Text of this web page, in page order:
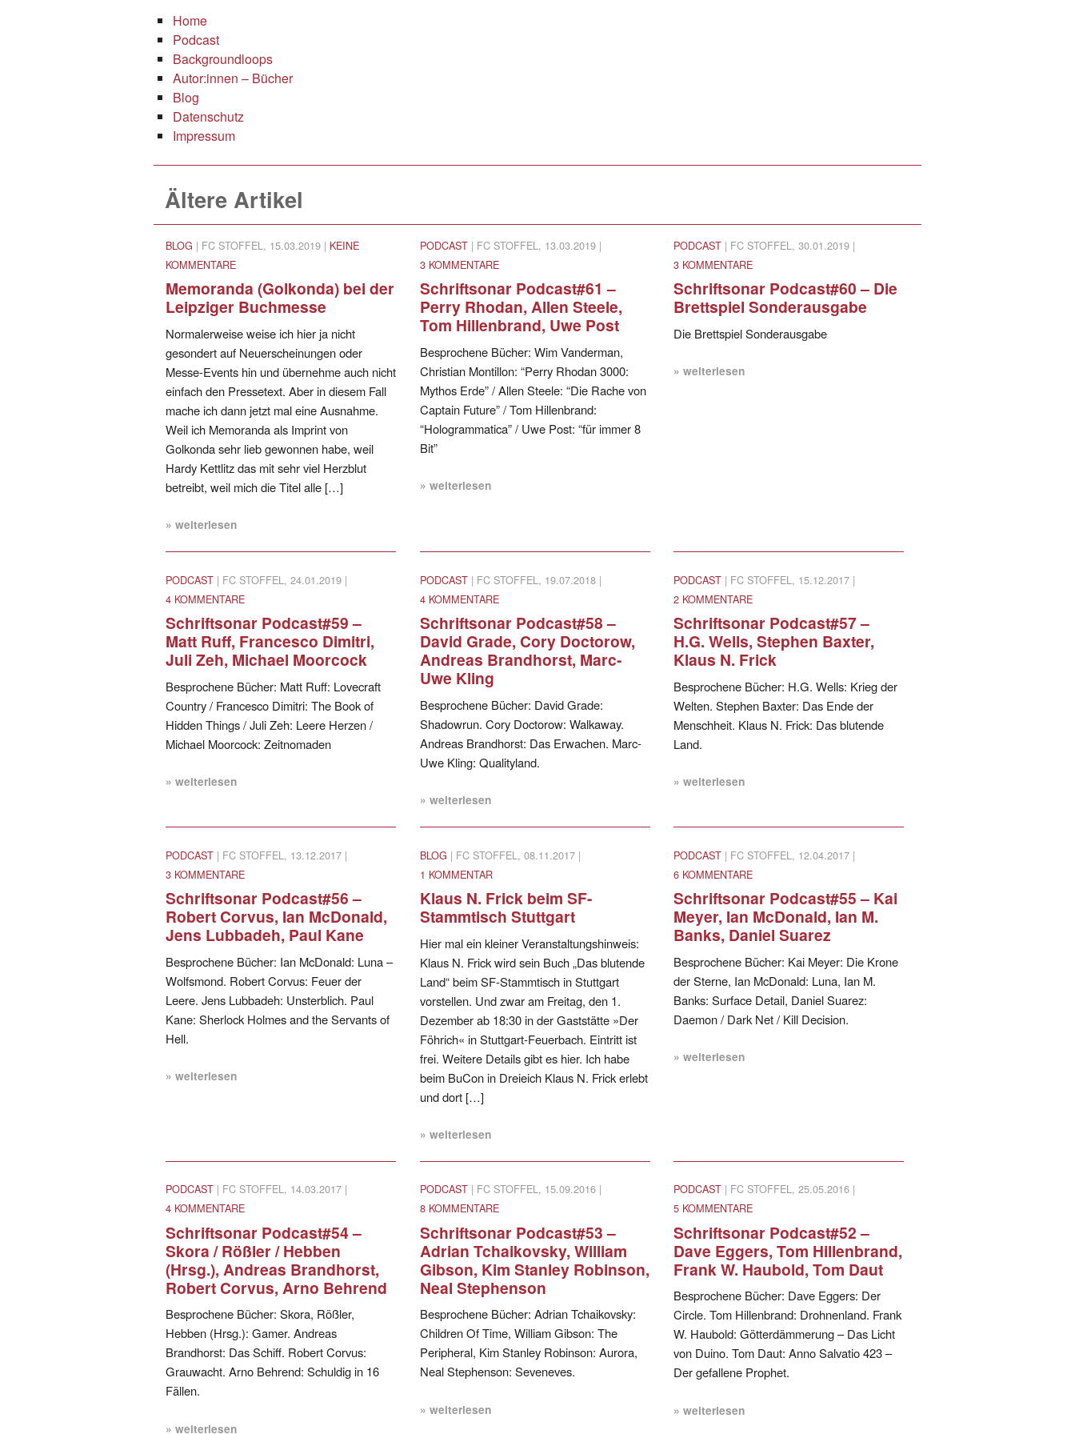
Home
Podcast
Backgroundloops
Autor:innen – Bücher
Blog
Datenschutz
Impressum
Ältere Artikel
BLOG | FC STOFFEL, 15.03.2019 | KEINE
KOMMENTARE
Memoranda (Golkonda) bei der
Leipziger Buchmesse
Normalerweise weise ich hier ja nicht
gesondert auf Neuerscheinungen oder
Messe-Events hin und übernehme auch nicht
einfach den Pressetext. Aber in diesem Fall
mache ich dann jetzt mal eine Ausnahme.
Weil ich Memoranda als Imprint von
Golkonda sehr lieb gewonnen habe, weil
Hardy Kettlitz das mit sehr viel Herzblut
betreibt, weil mich die Titel alle […]
» weiterlesen
PODCAST| FC STOFFEL, 13.03.2019 |
3 KOMMENTARE
Schriftsonar Podcast#61 –
Perry Rhodan, Allen Steele,
Tom Hillenbrand, Uwe Post
Besprochene Bücher: Wim Vanderman,
Christian Montillon: “Perry Rhodan 3000:
Mythos Erde” / Allen Steele: “Die Rache von
Captain Future” / Tom Hillenbrand:
“Hologrammatica” / Uwe Post: “für immer 8
Bit”
» weiterlesen
PODCAST | FC STOFFEL, 30.01.2019 |
3 KOMMENTARE
Schriftsonar Podcast#60 – Die
Brettspiel Sonderausgabe
Die Brettspiel Sonderausgabe
» weiterlesen
PODCAST| FC STOFFEL, 24.01.2019 |
4 KOMMENTARE
Schriftsonar Podcast#59 –
Matt Ruff, Francesco Dimitri,
Juli Zeh, Michael Moorcock
Besprochene Bücher: Matt Ruff: Lovecraft
Country / Francesco Dimitri: The Book of
Hidden Things / Juli Zeh: Leere Herzen /
Michael Moorcock: Zeitnomaden
» weiterlesen
PODCAST| FC STOFFEL, 19.07.2018 |
4 KOMMENTARE
Schriftsonar Podcast#58 –
David Grade, Cory Doctorow,
Andreas Brandhorst, Marc-
Uwe Kling
Besprochene Bücher: David Grade:
Shadowrun. Cory Doctorow: Walkaway.
Andreas Brandhorst: Das Erwachen. Marc-
Uwe Kling: Qualityland.
» weiterlesen
PODCAST | FC STOFFEL, 15.12.2017 |
2 KOMMENTARE
Schriftsonar Podcast#57 –
H.G. Wells, Stephen Baxter,
Klaus N. Frick
Besprochene Bücher: H.G. Wells: Krieg der
Welten. Stephen Baxter: Das Ende der
Menschheit. Klaus N. Frick: Das blutende
Land.
» weiterlesen
PODCAST| FC STOFFEL, 13.12.2017 |
3 KOMMENTARE
Schriftsonar Podcast#56 –
Robert Corvus, Ian McDonald,
Jens Lubbadeh, Paul Kane
Besprochene Bücher: Ian McDonald: Luna –
Wolfsmond. Robert Corvus: Feuer der
Leere. Jens Lubbadeh: Unsterblich. Paul
Kane: Sherlock Holmes and the Servants of
Hell.
» weiterlesen
BLOG | FC STOFFEL, 08.11.2017 |
1 KOMMENTAR
Klaus N. Frick beim SF-
Stammtisch Stuttgart
Hier mal ein kleiner Veranstaltungshinweis:
Klaus N. Frick wird sein Buch „Das blutende
Land“ beim SF-Stammtisch in Stuttgart
vorstellen. Und zwar am Freitag, den 1.
Dezember ab 18:30 in der Gaststätte »Der
Föhrich« in Stuttgart-Feuerbach. Eintritt ist
frei. Weitere Details gibt es hier. Ich habe
beim BuCon in Dreieich Klaus N. Frick erlebt
und dort […]
» weiterlesen
PODCAST | FC STOFFEL, 12.04.2017 |
6 KOMMENTARE
Schriftsonar Podcast#55 – Kai
Meyer, Ian McDonald, Ian M.
Banks, Daniel Suarez
Besprochene Bücher: Kai Meyer: Die Krone
der Sterne, Ian McDonald: Luna, Ian M.
Banks: Surface Detail, Daniel Suarez:
Daemon / Dark Net / Kill Decision.
» weiterlesen
PODCAST| FC STOFFEL, 14.03.2017 |
4 KOMMENTARE
Schriftsonar Podcast#54 –
Skora / Rößler / Hebben
(Hrsg.), Andreas Brandhorst,
Robert Corvus, Arno Behrend
Besprochene Bücher: Skora, Rößler,
Hebben (Hrsg.): Gamer. Andreas
Brandhorst: Das Schiff. Robert Corvus:
Grauwacht. Arno Behrend: Schuldig in 16
Fällen.
» weiterlesen
PODCAST| FC STOFFEL, 15.09.2016 |
8 KOMMENTARE
Schriftsonar Podcast#53 –
Adrian Tchaikovsky, William
Gibson, Kim Stanley Robinson,
Neal Stephenson
Besprochene Bücher: Adrian Tchaikovsky:
Children Of Time, William Gibson: The
Peripheral, Kim Stanley Robinson: Aurora,
Neal Stephenson: Seveneves.
» weiterlesen
PODCAST | FC STOFFEL, 25.05.2016 |
5 KOMMENTARE
Schriftsonar Podcast#52 –
Dave Eggers, Tom Hillenbrand,
Frank W. Haubold, Tom Daut
Besprochene Bücher: Dave Eggers: Der
Circle. Tom Hillenbrand: Drohnenland. Frank
W. Haubold: Götterdämmerung – Das Licht
von Duino. Tom Daut: Anno Salvatio 423 –
Der gefallene Prophet.
» weiterlesen